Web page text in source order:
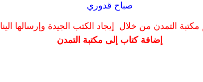
صباح قدوري
مكتبة التمدن من خلال إيجاد الكتب الجيدة وإرسالها الينا
إضافة كتاب إلى مكتبة التمدن